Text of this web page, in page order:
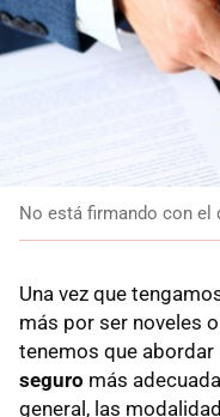
No está firmando con el
Una vez que
más por ser noveles
tenemos que abordar
seguro más
general, las